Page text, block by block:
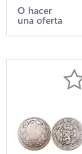
1855 A
Paris
Make offer
O hacer
una oferta